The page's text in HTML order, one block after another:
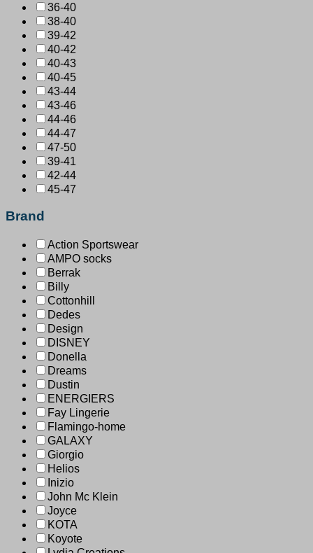
36-40
38-40
39-42
40-42
40-43
40-45
43-44
43-46
44-46
44-47
47-50
39-41
42-44
45-47
Brand
Action Sportswear
AMPO socks
Berrak
Billy
Cottonhill
Dedes
Design
DISNEY
Donella
Dreams
Dustin
ENERGIERS
Fay Lingerie
Flamingo-home
GALAXY
Giorgio
Helios
Inizio
John Mc Klein
Joyce
KOTA
Koyote